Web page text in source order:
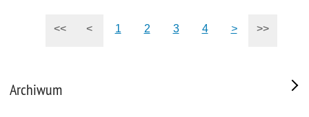
<< < 1 2 3 4 > >>
Archiwum